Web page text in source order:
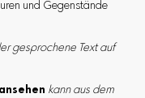
und Gegenstände
gesprochene Text auf
kann aus dem